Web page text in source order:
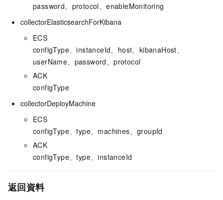
password、protocol、enableMonitoring
collectorElasticsearchForKibana
ECS
configType、instanceId、host、kibanaHost、
userName、password、protocol
ACK
configType
collectorDeployMachine
ECS
configType、type、machines、groupId
ACK
configType、type、instanceId
返回資料